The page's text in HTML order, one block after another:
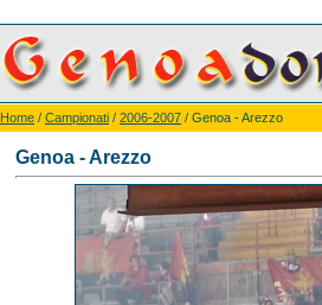
Home / Campionati / 2006-2007 / Genoa - Arezzo
Genoa - Arezzo